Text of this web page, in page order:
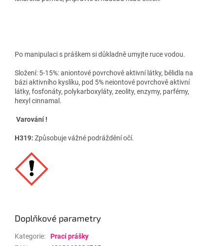
Po manipulaci s práškem si důkladně umyjte ruce vodou.
Složení: 5-15%: aniontové povrchově aktivní látky, bělidla na
bázi aktivního kyslíku, pod 5% neiontové povrchově aktivní
látky, fosfonáty, polykarboxyláty, zeolity, enzymy, parfémy,
hexyl cinnamal.
Varování !
H319: Způsobuje vážné podráždění očí.
Doplňkové parametry
Kategorie:
Prací prášky